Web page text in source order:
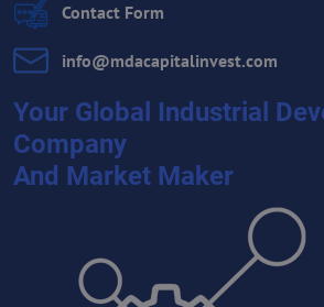
Contact Form
info​@mdacapitalinvest​.com
Your Global Industrial
Company
And Market Maker